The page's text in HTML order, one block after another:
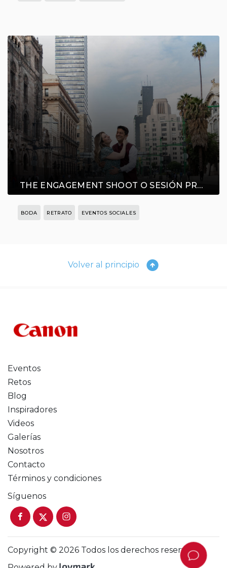
THE ENGAGEMENT SHOOT O SESIÓN PRE
BODA
BODA RETRATO EVENTOS SOCIALES
Volver al principio
Eventos
Retos
Blog
Inspiradores
Videos
Galerías
Nosotros
Contacto
Términos y condiciones
Síguenos
Copyright © 2026 Todos los derechos reservados.